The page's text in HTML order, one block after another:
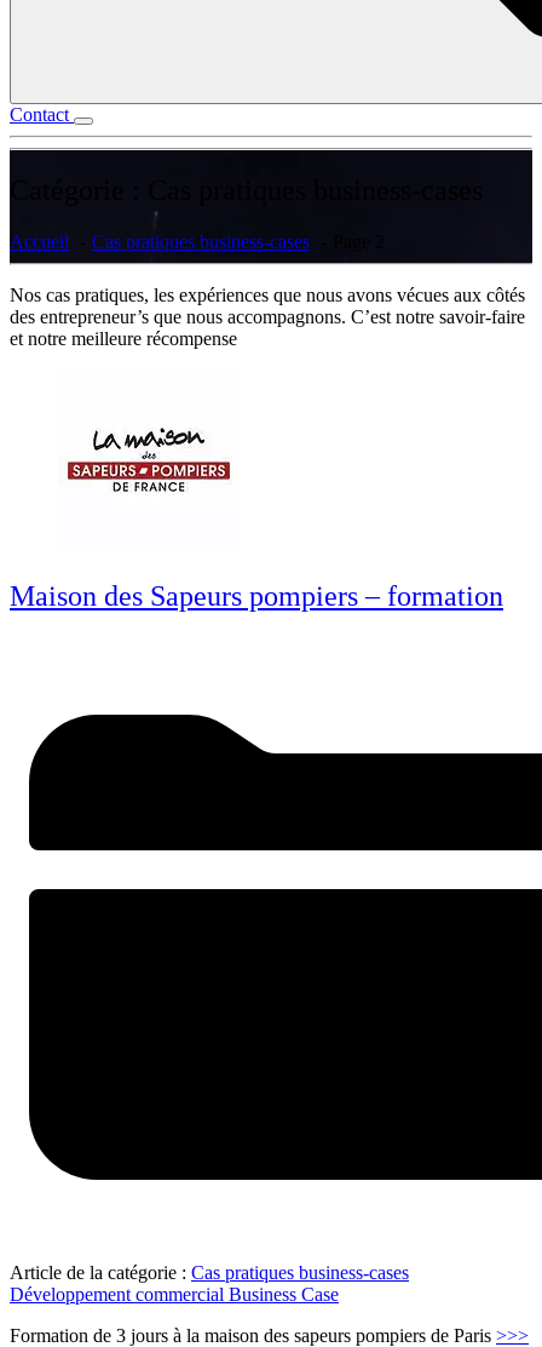
Contact
Accueil Cas pratiques business-cases
Nos cas pratiques, les expériences que nous avons vécues aux côtés
des entrepreneur’s que nous accompagnons. C’est notre savoir-faire
et notre meilleure récompense
Maison des Sapeurs pompiers – formation
Article de la catégorie : Cas pratiques business-cases
Développement commercial Business Case
Formation de 3 jours à la maison des sapeurs pompiers de Paris >>>